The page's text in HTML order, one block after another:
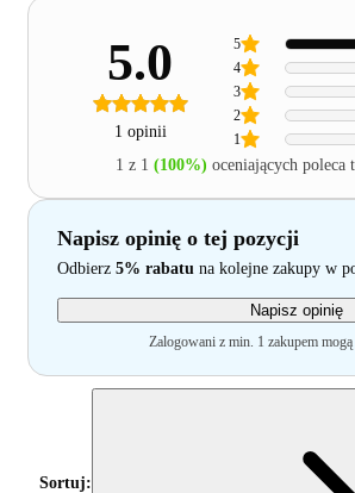
5.0
1 opinii 1
2
3
4
5
1 z 1 (100%) oceniających poleca
Napisz opinię o tej pozycji
Odbierz 5% rabatu na kolejne zakupy w
Napisz opinię
Zalogowani z min. 1 zakupem
Sortuj: